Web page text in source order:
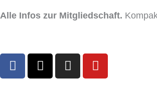
Alle Infos zur Mitgliedschaft.
F
a
X
-
I
n
Y
o